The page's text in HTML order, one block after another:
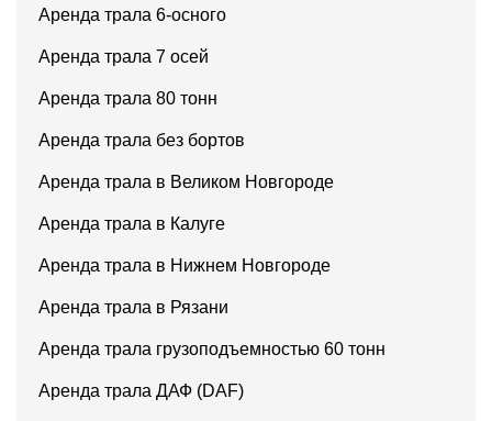
Аренда трала 6-осного
Аренда трала 7 осей
Аренда трала 80 тонн
Аренда трала без бортов
Аренда трала в Великом Новгороде
Аренда трала в Калуге
Аренда трала в Нижнем Новгороде
Аренда трала в Рязани
Аренда трала грузоподъемностью 60 тонн
Аренда трала ДАФ (DAF)